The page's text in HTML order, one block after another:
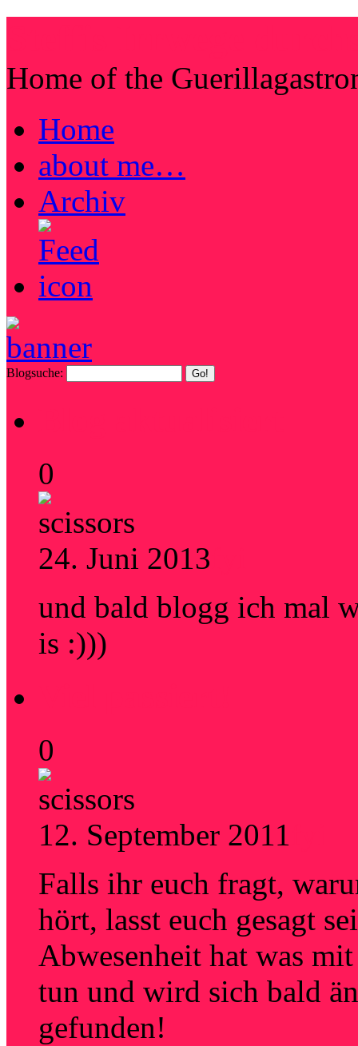
Home of the
Home
about me…
Archiv
Blogsuche:
0
24. Juni 2013
und bald blogg ich mal
is :)))
0
12. September 2011
Falls ihr euch fragt,
hört, lasst euch gesagt
Abwesenheit hat was
tun und wird sich bald
gefunden!